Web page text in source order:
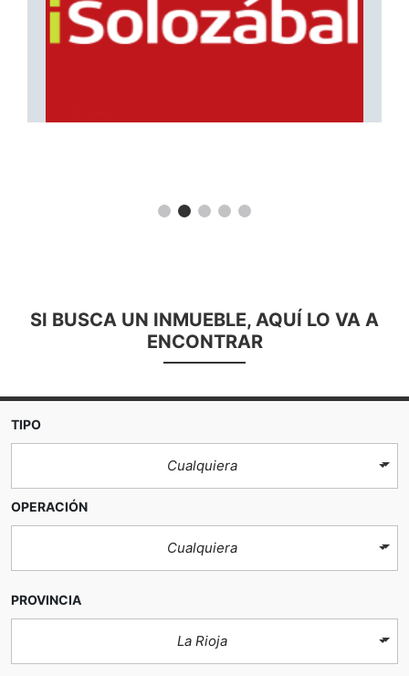
SI BUSCA UN INMUEBLE, AQUÍ LO VA A
ENCONTRAR
TIPO
Cualquiera
OPERACIÓN
Cualquiera
PROVINCIA
La Rioja